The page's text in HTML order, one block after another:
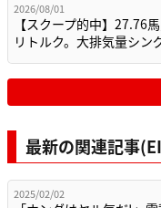
2026/08/01
【スクープ的中】27.76
リトルク。大排気量シン
最新の関連記事
2025/02/02